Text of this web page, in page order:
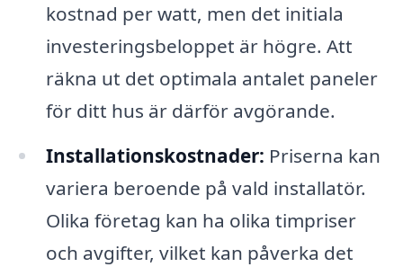
kostnad per watt, men det initiala
investeringsbeloppet är högre. Att
räkna ut det optimala antalet paneler
för ditt hus är därför avgörande.
Installationskostnader: Priserna kan
variera beroende på vald installatör.
Olika företag kan ha olika timpriser
och avgifter, vilket kan påverka det